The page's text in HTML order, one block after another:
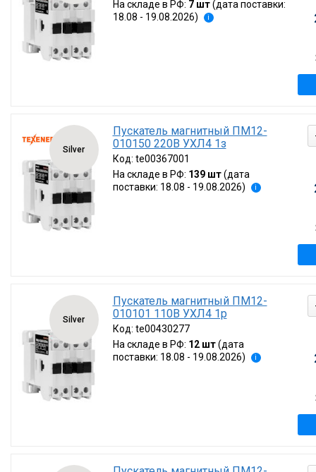
На складе в РФ: 7 шт (дата поставки:
18.08 - 19.08.2026)
i
Silver
Пускатель магнитный ПМ12-
010150 220В УХЛ4 1з
Код: te00367001
На складе в РФ: 139 шт (дата
поставки: 18.08 - 19.08.2026)
i
Silver
Пускатель магнитный ПМ12-
010101 110В УХЛ4 1р
Код: te00430277
На складе в РФ: 12 шт (дата
поставки: 18.08 - 19.08.2026)
i